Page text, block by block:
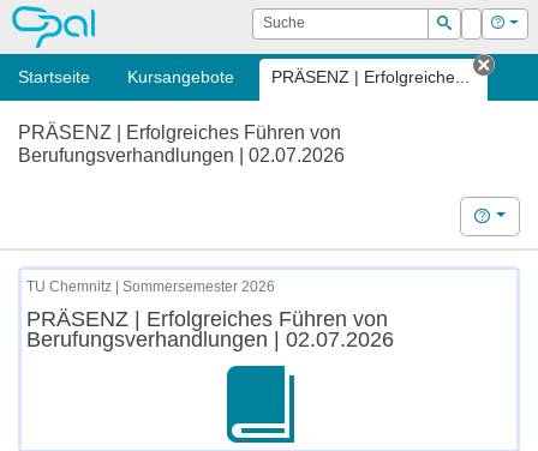
OPAL Suche
Suchen
Login Hilfe
Startseite Kursangebote PRÄSENZ | Erfolgreiche...
Tab
PRÄSENZ | Erfolgreiches Führen von
Berufungsverhandlungen | 02.07.2026
Hilfe
TU Chemnitz | Sommersemester 2026
PRÄSENZ | Erfolgreiches Führen von
Berufungsverhandlungen | 02.07.2026